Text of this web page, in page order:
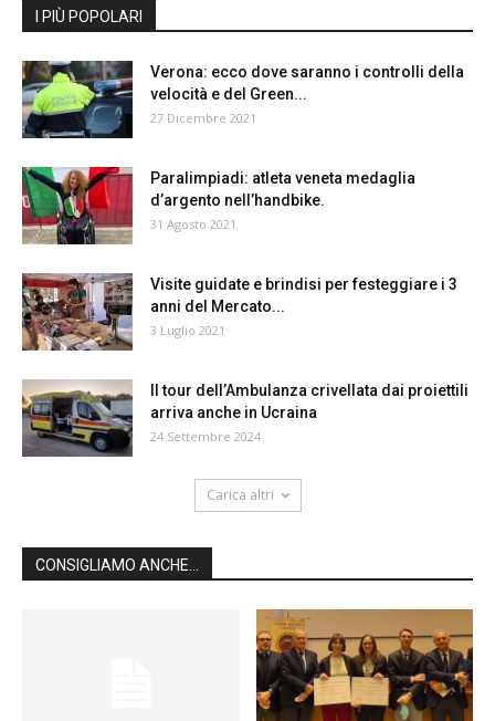
I PIÙ POPOLARI
Verona: ecco dove saranno i controlli della
velocità e del Green...
27 Dicembre 2021
Paralimpiadi: atleta veneta medaglia
d’argento nell’handbike.
31 Agosto 2021
Visite guidate e brindisi per festeggiare i 3
anni del Mercato...
3 Luglio 2021
Il tour dell’Ambulanza crivellata dai proiettili
arriva anche in Ucraina
24 Settembre 2024
Carica altri
CONSIGLIAMO ANCHE...